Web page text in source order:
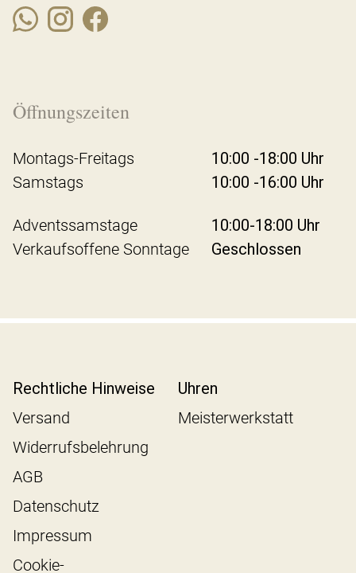
Öffnungszeiten
Montags-Freitags
10:00 -18:00 Uhr
Samstags
10:00 -16:00 Uhr
Adventssamstage
10:00-18:00 Uhr
Verkaufsoffene Sonntage
Geschlossen
Rechtliche Hinweise
Versand
Widerrufsbelehrung
AGB
Datenschutz
Impressum
Cookie-
Uhren
Meisterwerkstatt